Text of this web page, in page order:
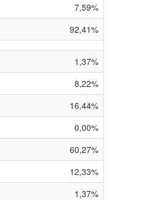
7,59%
92,41%
1,37%
8,22%
16,44%
0,00%
60,27%
12,33%
1,37%